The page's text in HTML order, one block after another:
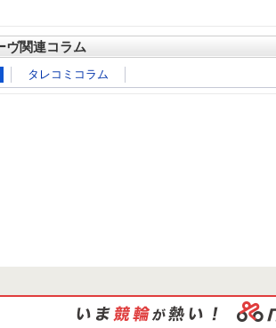
ヴ関連コラム
タレコミコラム